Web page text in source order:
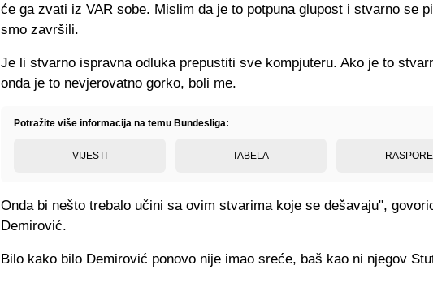
će ga zvati iz VAR sobe. Mislim da je to potpuna glupost i stvarno se
smo završili.
Je li stvarno ispravna odluka prepustiti sve kompjuteru. Ako je to
onda je to nevjerovatno gorko, boli me.
Potražite više informacija na temu Bundesliga:
VIJESTI TABELA
Onda bi nešto trebalo učini sa ovim stvarima koje se dešavaju",
Demirović.
Bilo kako bilo Demirović ponovo nije imao sreće, baš kao ni njegov